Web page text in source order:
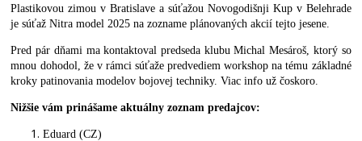
Plastikovou zimou v Bratislave a súťažou Novogodišnji Kup v Belehrade
je súťaž Nitra model 2025 na zozname plánovaných akcií tejto jesene.
Pred pár dňami ma kontaktoval predseda klubu Michal Mesároš, ktorý so
mnou dohodol, že v rámci súťaže predvediem workshop na tému základné
kroky patinovania modelov bojovej techniky. Viac info už čoskoro.
Nižšie vám prinášame aktuálny zoznam predajcov:
Eduard (CZ)